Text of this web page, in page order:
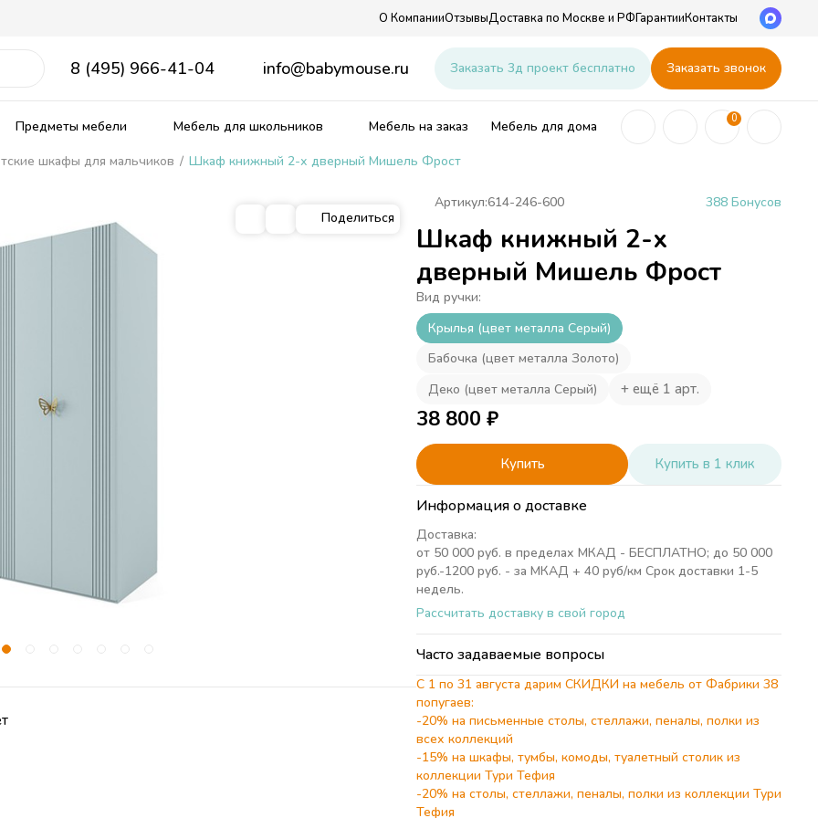
О КомпанииОтзывыДоставка по Москве и РФГарантииКонтакты
8 (495) 966-41-04 info@babymouse.ru Заказать 3д проект бесплатно Заказать звонок
кровати
Предметы мебели Мебель для школьников
столы
Мебель на заказ Мебель для дома 0
шкафы для мальчиков / Шкаф книжный 2-х дверный Мишель Фрост
Поделиться
Артикул:614-246-600 388 Бонусов
Шкаф книжный 2-х
дверный Мишель Фрост
Вид ручки:
Крылья (цвет металла Серый)
Бабочка (цвет металла Золото)
Деко (цвет металла Серый)
+ ещё 1 арт.
38 800 ₽
Купить Купить в 1 клик
Информация о доставке
Доставка:
от 50 000 руб. в пределах МКАД - БЕСПЛАТНО; до 50 000
руб.-1200 руб. - за МКАД + 40 руб/км Срок доставки 1-5
недель.
Рассчитать доставку в свой город
Часто задаваемые вопросы
С 1 по 31 августа дарим СКИДКИ на мебель от Фабрики 38
попугаев:
-20% на письменные столы, стеллажи, пеналы, полки из
всех коллекций
-15% на шкафы, тумбы, комоды, туалетный столик из
коллекции Тури Тефия
-20% на столы, стеллажи, пеналы, полки из коллекции Тури
Тефия